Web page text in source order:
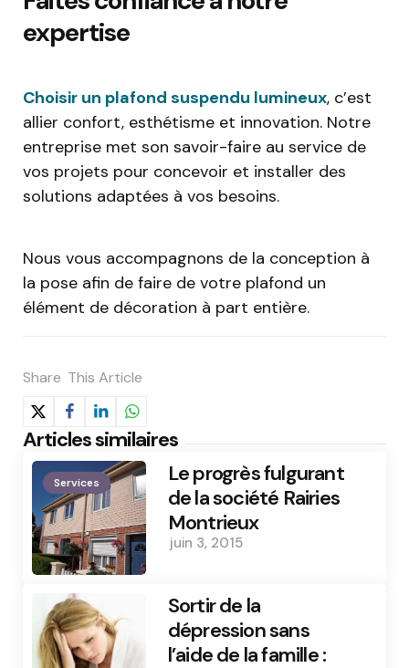
expertise
Choisir un plafond suspendu lumineux, c’est
allier confort, esthétisme et innovation. Notre
entreprise met son savoir-faire au service de
vos projets pour concevoir et installer des
solutions adaptées à vos besoins.
Nous vous accompagnons de la conception à
la pose afin de faire de votre plafond un
élément de décoration à part entière.
Share This Article
Articles similaires
Services
Le progrès fulgurant
de la société Rairies
Montrieux
juin 3, 2015
Sortir de la
dépression sans
l’aide de la famille :